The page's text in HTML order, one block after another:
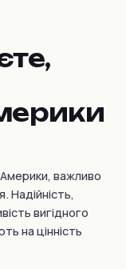
важливо
Надійність,
вигідного
на цінність